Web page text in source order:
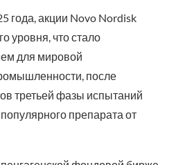
года, акции Novo Nordisk
уровня, что стало
для мировой
после
третьей фазы испытаний
препарата от